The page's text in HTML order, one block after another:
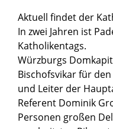
Aktuell findet der
In zwei Jahren ist
Katholikentags.
Würzburgs
Bischofsvikar für
und Leiter der
Referent Dominik
Personen großen